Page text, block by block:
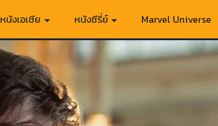
หนังเอเชีย หนังซีรี่ย์ Marvel Universe